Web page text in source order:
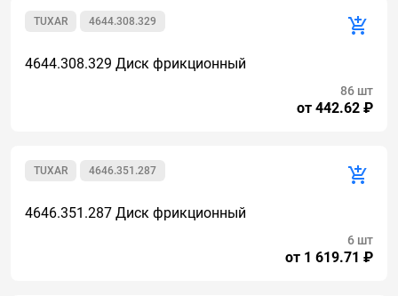
4644.308.329
TUXAR
4644.308.329 Диск фрикционный
от 442.62 ₽
86 шт
4646.351.287
TUXAR
4646.351.287 Диск фрикционный
от 1 619.71 ₽
6 шт